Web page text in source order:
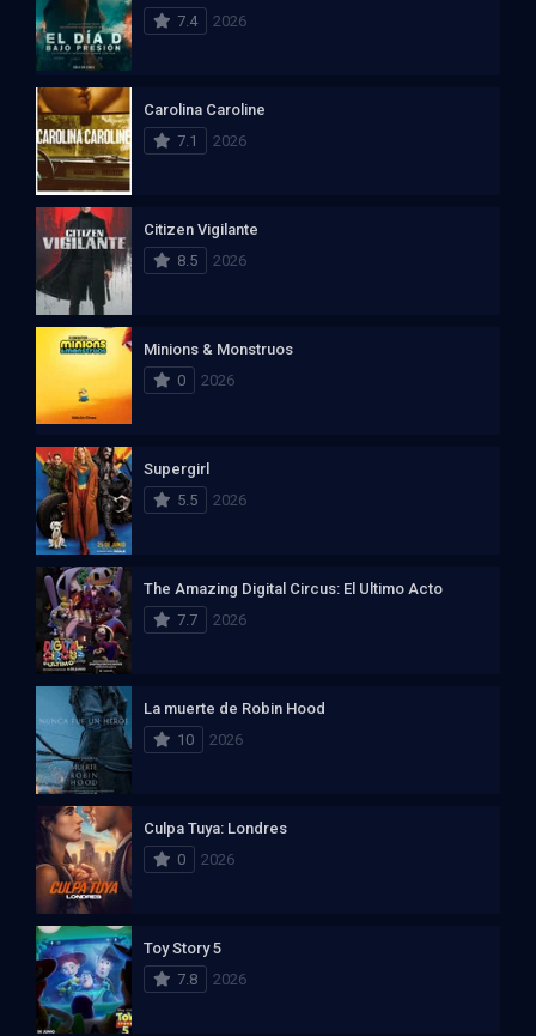
7.4
2026
Carolina Caroline
7.1
2026
Citizen Vigilante
8.5
2026
Minions & Monstruos
0
2026
Supergirl
5.5
2026
The Amazing Digital Circus: El Ultimo Acto
7.7
2026
La muerte de Robin Hood
10
2026
Culpa Tuya: Londres
0
2026
Toy Story 5
7.8
2026